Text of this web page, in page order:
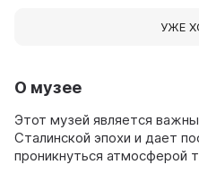
О музее
Этот музей является
Сталинской эпохи и дает
проникнуться атмосферой
УЖЕ